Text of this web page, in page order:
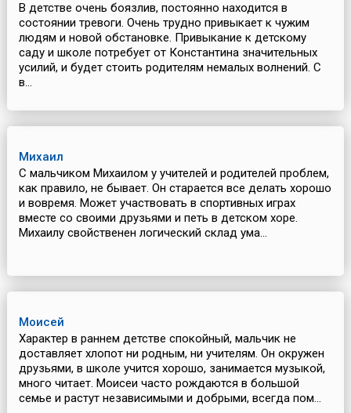
В детстве очень боязлив, постоянно находится в
состоянии тревоги. Очень трудно привыкает к чужим
людям и новой обстановке. Привыкание к детскому
саду и школе потребует от Константина значительных
усилий, и будет стоить родителям немалых волнений. С
в...
Михаил
С мальчиком Михаилом у учителей и родителей проблем,
как правило, не бывает. Он старается все делать хорошо
и вовремя. Может участвовать в спортивных играх
вместе со своими друзьями и петь в детском хоре.
Михаилу свойственен логический склад ума...
Моисей
Характер в раннем детстве спокойный, мальчик не
доставляет хлопот ни родным, ни учителям. Он окружен
друзьями, в школе учится хорошо, занимается музыкой,
много читает. Моисеи часто рождаются в большой
семье и растут независимыми и добрыми, всегда пом...